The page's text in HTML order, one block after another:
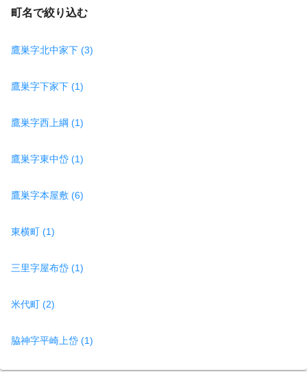
町名で絞り込む
鷹巣字北中家下 (3)
鷹巣字下家下 (1)
鷹巣字西上綱 (1)
鷹巣字東中岱 (1)
鷹巣字本屋敷 (6)
東横町 (1)
三里字屋布岱 (1)
米代町 (2)
脇神字平崎上岱 (1)